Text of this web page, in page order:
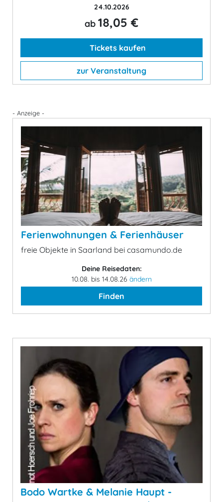
24.10.2026
ab 18,05 €
Tickets kaufen
zur Veranstaltung
- Anzeige -
Ferienwohnungen & Ferienhäuser
freie Objekte in Saarland bei casamundo.de
Deine Reisedaten:
10.08. bis 14.08.26 ändern
Finden
Bodo Wartke & Melanie Haupt -